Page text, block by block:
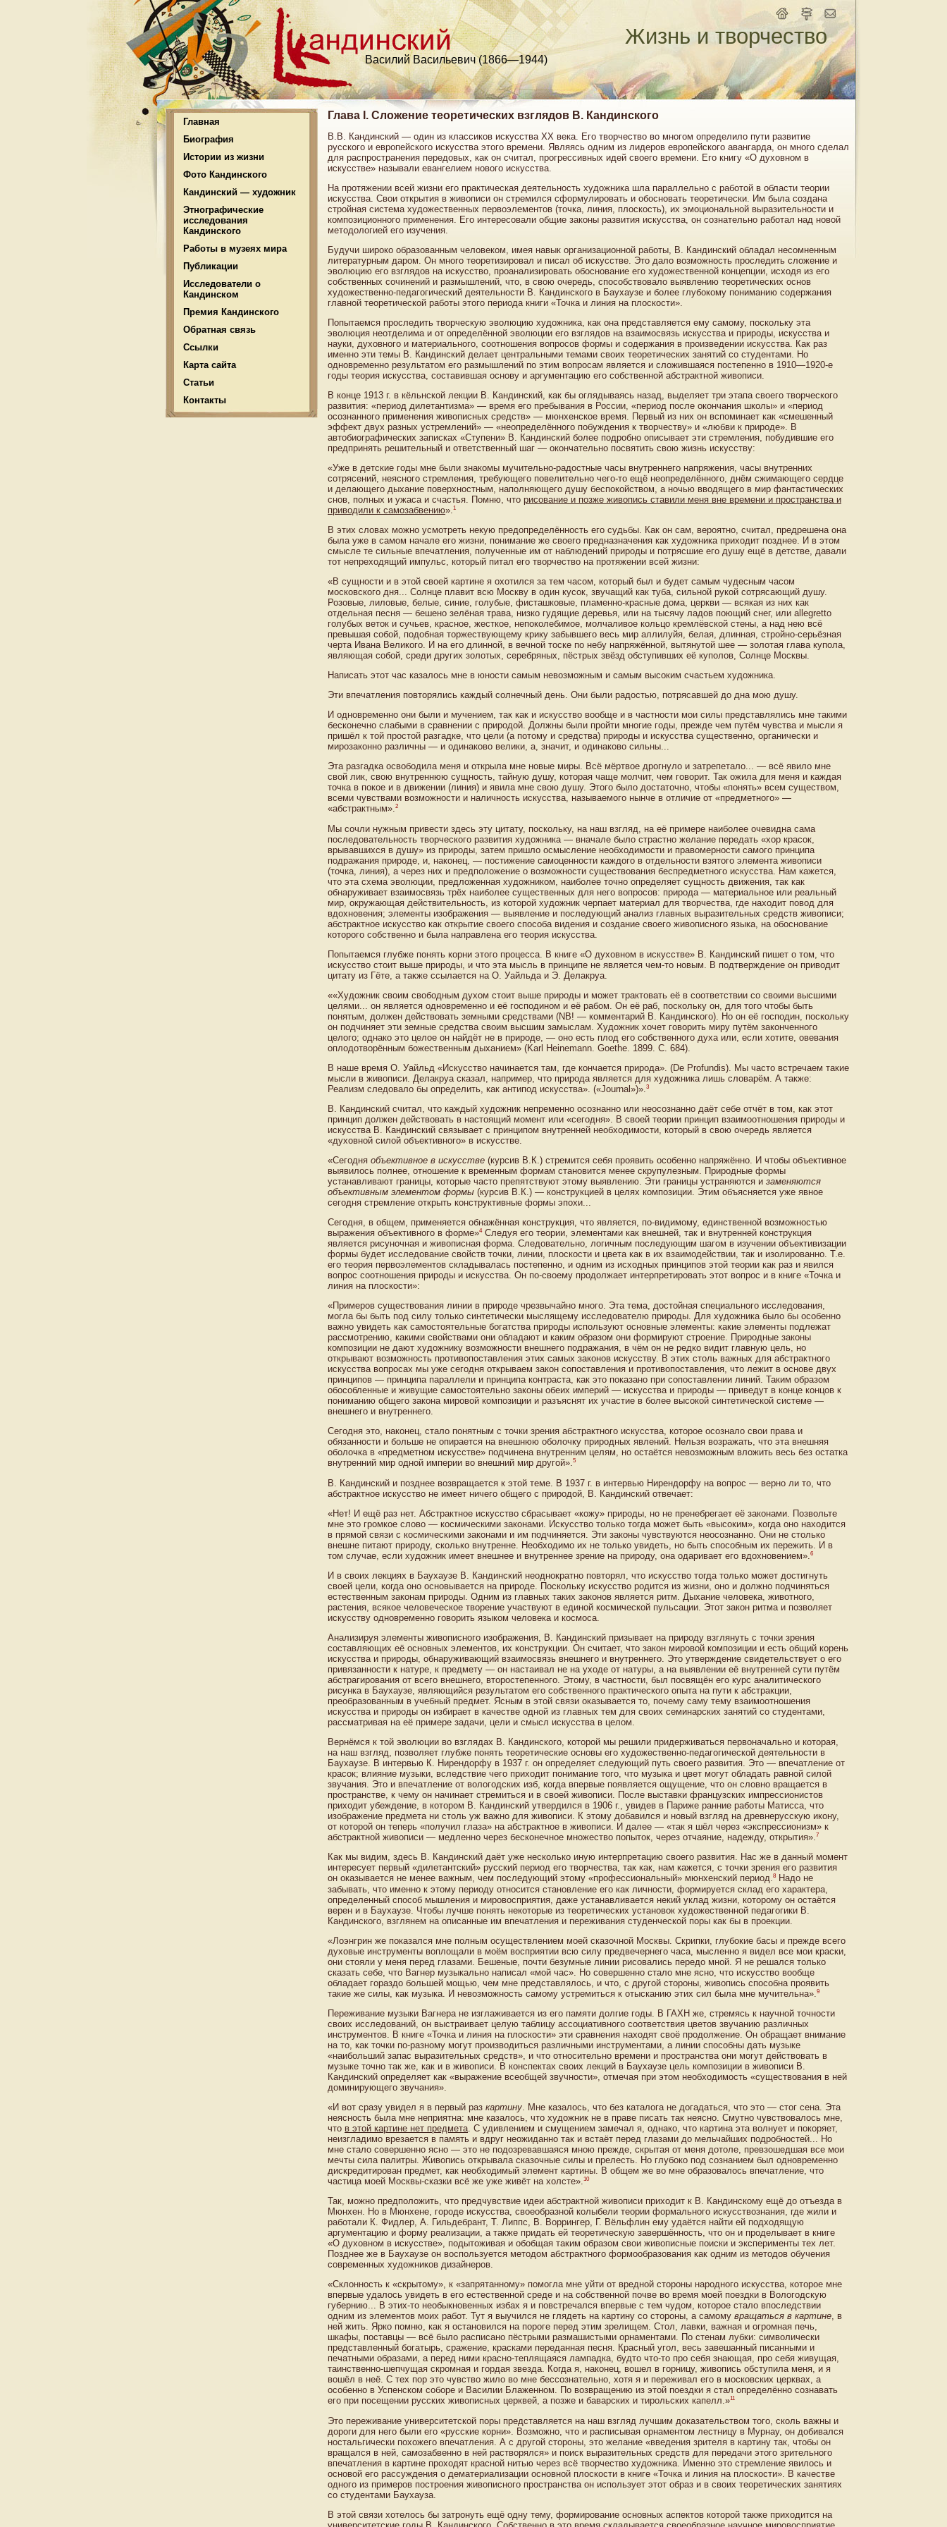
Василий Васильевич (1866—1944)
Жизнь и творчество
Главная
Биография
Истории из жизни
Фото Кандинского
Кандинский — художник
Этнографические
исследования
Кандинского
Работы в музеях мира
Публикации
Исследователи о
Кандинском
Премия Кандинского
Обратная связь
Ссылки
Карта сайта
Статьи
Контакты
Глава I. Сложение теоретических взглядов В. Кандинского
В.В. Кандинский — один из классиков искусства XX века. Его творчество во многом определило пути развитие
русского и европейского искусства этого времени. Являясь одним из лидеров европейского авангарда, он много сделал
для распространения передовых, как он считал, прогрессивных идей своего времени. Его книгу «О духовном в
искусстве» называли евангелием нового искусства.
На протяжении всей жизни его практическая деятельность художника шла параллельно с работой в области теории
искусства. Свои открытия в живописи он стремился сформулировать и обосновать теоретически. Им была создана
стройная система художественных первоэлементов (точка, линия, плоскость), их эмоциональной выразительности и
композиционного применения. Его интересовали общие законы развития искусства, он сознательно работал над новой
методологией его изучения.
Будучи широко образованным человеком, имея навык организационной работы, В. Кандинский обладал несомненным
литературным даром. Он много теоретизировал и писал об искусстве. Это дало возможность проследить сложение и
эволюцию его взглядов на искусство, проанализировать обоснование его художественной концепции, исходя из его
собственных сочинений и размышлений, что, в свою очередь, способствовало выявлению теоретических основ
художественно-педагогический деятельности В. Кандинского в Баухаузе и более глубокому пониманию содержания
главной теоретической работы этого периода книги «Точка и линия на плоскости».
Попытаемся проследить творческую эволюцию художника, как она представляется ему самому, поскольку эта
эволюция неотделима и от определённой эволюции его взглядов на взаимосвязь искусства и природы, искусства и
науки, духовного и материального, соотношения вопросов формы и содержания в произведении искусства. Как раз
именно эти темы В. Кандинский делает центральными темами своих теоретических занятий со студентами. Но
одновременно результатом его размышлений по этим вопросам является и сложившаяся постепенно в 1910—1920-е
годы теория искусства, составившая основу и аргументацию его собственной абстрактной живописи.
В конце 1913 г. в кёльнской лекции В. Кандинский, как бы оглядываясь назад, выделяет три этапа своего творческого
развития: «период дилетантизма» — время его пребывания в России, «период после окончания школы» и «период
осознанного применения живописных средств» — мюнхенское время. Первый из них он вспоминает как «смешенный
эффект двух разных устремлений» — «неопределённого побуждения к творчеству» и «любви к природе». В
автобиографических записках «Ступени» В. Кандинский более подробно описывает эти стремления, побудившие его
предпринять решительный и ответственный шаг — окончательно посвятить свою жизнь искусству:
«Уже в детские годы мне были знакомы мучительно-радостные часы внутреннего напряжения, часы внутренних
сотрясений, неясного стремления, требующего повелительно чего-то ещё неопределённого, днём сжимающего сердце
и делающего дыхание поверхностным, наполняющего душу беспокойством, а ночью вводящего в мир фантастических
снов, полных и ужаса и счастья. Помню, что рисование и позже живопись ставили меня вне времени и пространства и
приводили к самозабвению».1
В этих словах можно усмотреть некую предопределённость его судьбы. Как он сам, вероятно, считал, предрешена она
была уже в самом начале его жизни, понимание же своего предназначения как художника приходит позднее. И в этом
смысле те сильные впечатления, полученные им от наблюдений природы и потрясшие его душу ещё в детстве, давали
тот непреходящий импульс, который питал его творчество на протяжении всей жизни:
«В сущности и в этой своей картине я охотился за тем часом, который был и будет самым чудесным часом
московского дня... Солнце плавит всю Москву в один кусок, звучащий как туба, сильной рукой сотрясающий душу.
Розовые, лиловые, белые, синие, голубые, фисташковые, пламенно-красные дома, церкви — всякая из них как
отдельная песня — бешено зелёная трава, низко гудящие деревья, или на тысячу ладов поющий снег, или allegretto
голубых веток и сучьев, красное, жесткое, непоколебимое, молчаливое кольцо кремлёвской стены, а над нею всё
превышая собой, подобная торжествующему крику забывшего весь мир аллилуйя, белая, длинная, стройно-серьёзная
черта Ивана Великого. И на его длинной, в вечной тоске по небу напряжённой, вытянутой шее — золотая глава купола,
являющая собой, среди других золотых, серебряных, пёстрых звёзд обступивших её куполов, Солнце Москвы.
Написать этот час казалось мне в юности самым невозможным и самым высоким счастьем художника.
Эти впечатления повторялись каждый солнечный день. Они были радостью, потрясавшей до дна мою душу.
И одновременно они были и мучением, так как и искусство вообще и в частности мои силы представлялись мне такими
бесконечно слабыми в сравнении с природой. Должны были пройти многие годы, прежде чем путём чувства и мысли я
пришёл к той простой разгадке, что цели (а потому и средства) природы и искусства существенно, органически и
мирозаконно различны — и одинаково велики, а, значит, и одинаково сильны...
Эта разгадка освободила меня и открыла мне новые миры. Всё мёртвое дрогнуло и затрепетало... — всё явило мне
свой лик, свою внутреннюю сущность, тайную душу, которая чаще молчит, чем говорит. Так ожила для меня и каждая
точка в покое и в движении (линия) и явила мне свою душу. Этого было достаточно, чтобы «понять» всем существом,
всеми чувствами возможности и наличность искусства, называемого нынче в отличие от «предметного» —
«абстрактным».2
Мы сочли нужным привести здесь эту цитату, поскольку, на наш взгляд, на её примере наиболее очевидна сама
последовательность творческого развития художника — вначале было страстно желание передать «хор красок,
врывавшихся в душу» из природы, затем пришло осмысление необходимости и правомерности самого принципа
подражания природе, и, наконец, — постижение самоценности каждого в отдельности взятого элемента живописи
(точка, линия), а через них и предположение о возможности существования беспредметного искусства. Нам кажется,
что эта схема эволюции, предложенная художником, наиболее точно определяет сущность движения, так как
обнаруживает взаимосвязь трёх наиболее существенных для него вопросов: природа — материальное или реальный
мир, окружающая действительность, из которой художник черпает материал для творчества, где находит повод для
вдохновения; элементы изображения — выявление и последующий анализ главных выразительных средств живописи;
абстрактное искусство как открытие своего способа видения и создание своего живописного языка, на обоснование
которого собственно и была направлена его теория искусства.
Попытаемся глубже понять корни этого процесса. В книге «О духовном в искусстве» В. Кандинский пишет о том, что
искусство стоит выше природы, и что эта мысль в принципе не является чем-то новым. В подтверждение он приводит
цитату из Гёте, а также ссылается на О. Уайльда и Э. Делакруа.
««Художник своим свободным духом стоит выше природы и может трактовать её в соответствии со своими высшими
целями... он является одновременно и её господином и её рабом. Он её раб, поскольку он, для того чтобы быть
понятым, должен действовать земными средствами (NB! — комментарий В. Кандинского). Но он её господин, поскольку
он подчиняет эти земные средства своим высшим замыслам. Художник хочет говорить миру путём законченного
целого; однако это целое он найдёт не в природе, — оно есть плод его собственного духа или, если хотите, овевания
оплодотворённым божественным дыханием» (Karl Heinemann. Goethe. 1899. С. 684).
В наше время О. Уайльд «Искусство начинается там, где кончается природа». (De Profundis). Мы часто встречаем такие
мысли в живописи. Делакруа сказал, например, что природа является для художника лишь словарём. А также:
Реализм следовало бы определить, как антипод искусства». («Journal»)». 3
В. Кандинский считал, что каждый художник непременно осознанно или неосознанно даёт себе отчёт в том, как этот
принцип должен действовать в настоящий момент или «сегодня». В своей теории принцип взаимоотношения природы и
искусства В. Кандинский связывает с принципом внутренней необходимости, который в свою очередь является
«духовной силой объективного» в искусстве.
«Сегодня объективное в искусстве (курсив В.К.) стремится себя проявить особенно напряжённо. И чтобы объективное
выявилось полнее, отношение к временным формам становится менее скрупулезным. Природные формы
устанавливают границы, которые часто препятствуют этому выявлению. Эти границы устраняются и заменяются
объективным элементом формы (курсив В.К.) — конструкцией в целях композиции. Этим объясняется уже явное
сегодня стремление открыть конструктивные формы эпохи...
Сегодня, в общем, применяется обнажённая конструкция, что является, по-видимому, единственной возможностью
выражения объективного в форме»4Следуя его теории, элементами как внешней, так и внутренней конструкция
является рисуночная и живописная форма. Следовательно, логичным последующим шагом в изучении объективизации
формы будет исследование свойств точки, линии, плоскости и цвета как в их взаимодействии, так и изолированно. Т.е.
его теория первоэлементов складывалась постепенно, и одним из исходных принципов этой теории как раз и явился
вопрос соотношения природы и искусства. Он по-своему продолжает интерпретировать этот вопрос и в книге «Точка и
линия на плоскости»:
«Примеров существования линии в природе чрезвычайно много. Эта тема, достойная специального исследования,
могла бы быть под силу только синтетически мыслящему исследователю природы. Для художника было бы особенно
важно увидеть как самостоятельные богатства природы используют основные элементы: какие элементы подлежат
рассмотрению, какими свойствами они обладают и каким образом они формируют строение. Природные законы
композиции не дают художнику возможности внешнего подражания, в чём он не редко видит главную цель, но
открывают возможность противопоставления этих самых законов искусству. В этих столь важных для абстрактного
искусства вопросах мы уже сегодня открываем закон сопоставления и противопоставления, что лежит в основе двух
принципов — принципа параллели и принципа контраста, как это показано при сопоставлении линий. Таким образом
обособленные и живущие самостоятельно законы обеих империй — искусства и природы — приведут в конце концов к
пониманию общего закона мировой композиции и разъяснят их участие в более высокой синтетической системе —
внешнего и внутреннего.
Сегодня это, наконец, стало понятным с точки зрения абстрактного искусства, которое осознало свои права и
обязанности и больше не опирается на внешнюю оболочку природных явлений. Нельзя возражать, что эта внешняя
оболочка в «предметном искусстве» подчинена внутренним целям, но остаётся невозможным вложить весь без остатка
внутренний мир одной империи во внешний мир другой».5
В. Кандинский и позднее возвращается к этой теме. В 1937 г. в интервью Нирендорфу на вопрос — верно ли то, что
абстрактное искусство не имеет ничего общего с природой, В. Кандинский отвечает:
«Нет! И ещё раз нет. Абстрактное искусство сбрасывает «кожу» природы, но не пренебрегает её законами. Позвольте
мне это громкое слово — космическими законами. Искусство только тогда может быть «высоким», когда оно находится
в прямой связи с космическими законами и им подчиняется. Эти законы чувствуются неосознанно. Они не столько
внешне питают природу, сколько внутренне. Необходимо их не только увидеть, но быть способным их пережить. И в
том случае, если художник имеет внешнее и внутреннее зрение на природу, она одаривает его вдохновением». 6
И в своих лекциях в Баухаузе В. Кандинский неоднократно повторял, что искусство тогда только может достигнуть
своей цели, когда оно основывается на природе. Поскольку искусство родится из жизни, оно и должно подчиняться
естественным законам природы. Одним из главных таких законов является ритм. Дыхание человека, животного,
растения, всякое человеческое творение участвуют в единой космической пульсации. Этот закон ритма и позволяет
искусству одновременно говорить языком человека и космоса.
Анализируя элементы живописного изображения, В. Кандинский призывает на природу взглянуть с точки зрения
составляющих её основных элементов, их конструкции. Он считает, что закон мировой композиции и есть общий корень
искусства и природы, обнаруживающий взаимосвязь внешнего и внутреннего. Это утверждение свидетельствует о его
привязанности к натуре, к предмету — он настаивал не на уходе от натуры, а на выявлении её внутренней сути путём
абстрагирования от всего внешнего, второстепенного. Этому, в частности, был посвящён его курс аналитического
рисунка в Баухаузе, являющийся результатом его собственного практического опыта на пути к абстракции,
преобразованным в учебный предмет. Ясным в этой связи оказывается то, почему саму тему взаимоотношения
искусства и природы он избирает в качестве одной из главных тем для своих семинарских занятий со студентами,
рассматривая на её примере задачи, цели и смысл искусства в целом.
Вернёмся к той эволюции во взглядах В. Кандинского, которой мы решили придерживаться первоначально и которая,
на наш взгляд, позволяет глубже понять теоретические основы его художественно-педагогической деятельности в
Баухаузе. В интервью К. Нирендорфу в 1937 г. он определяет следующий путь своего развития. Это — впечатление от
красок; влияние музыки, вследствие чего приходит понимание того, что музыка и цвет могут обладать равной силой
звучания. Это и впечатление от вологодских изб, когда впервые появляется ощущение, что он словно вращается в
пространстве, к чему он начинает стремиться и в своей живописи. После выставки французских импрессионистов
приходит убеждение, в котором В. Кандинский утвердился в 1906 г., увидев в Париже ранние работы Матисса, что
изображение предмета ни столь уж важно для живописи. К этому добавился и новый взгляд на древнерусскую икону,
от которой он теперь «получил глаза» на абстрактное в живописи. И далее — «так я шёл через «экспрессионизм» к
абстрактной живописи — медленно через бесконечное множество попыток, через отчаяние, надежду, открытия».7
Как мы видим, здесь В. Кандинский даёт уже несколько иную интерпретацию своего развития. Нас же в данный момент
интересует первый «дилетантский» русский период его творчества, так как, нам кажется, с точки зрения его развития
он оказывается не менее важным, чем последующий этому «профессиональный» мюнхенский период.8
Надо не
забывать, что именно к этому периоду относится становление его как личности, формируется склад его характера,
определенный способ мышления и мировосприятия, даже устанавливается некий уклад жизни, которому он остаётся
верен и в Баухаузе. Чтобы лучше понять некоторые из теоретических установок художественной педагогики В.
Кандинского, взглянем на описанные им впечатления и переживания студенческой поры как бы в проекции.
«Лоэнгрин же показался мне полным осуществлением моей сказочной Москвы. Скрипки, глубокие басы и прежде всего
духовые инструменты воплощали в моём восприятии всю силу предвечернего часа, мысленно я видел все мои краски,
они стояли у меня перед глазами. Бешеные, почти безумные линии рисовались передо мной. Я не решался только
сказать себе, что Вагнер музыкально написал «мой час». Но совершенно стало мне ясно, что искусство вообще
обладает гораздо большей мощью, чем мне представлялось, и что, с другой стороны, живопись способна проявить
такие же силы, как музыка. И невозможность самому устремиться к отысканию этих сил была мне мучительна». 9
Переживание музыки Вагнера не изглаживается из его памяти долгие годы. В ГАХН же, стремясь к научной точности
своих исследований, он выстраивает целую таблицу ассоциативного соответствия цветов звучанию различных
инструментов. В книге «Точка и линия на плоскости» эти сравнения находят своё продолжение. Он обращает внимание
на то, как точки по-разному могут производиться различными инструментами, а линии способны дать музыке
«наибольший запас выразительных средств», и что относительно времени и пространства они могут действовать в
музыке точно так же, как и в живописи. В конспектах своих лекций в Баухаузе цель композиции в живописи В.
Кандинский определяет как «выражение всеобщей звучности», отмечая при этом необходимость «существования в ней
доминирующего звучания».
«И вот сразу увидел я в первый раз картину . Мне казалось, что без каталога не догадаться, что это — стог сена. Эта
неясность была мне неприятна: мне казалось, что художник не в праве писать так неясно. Смутно чувствовалось мне,
что в этой картине нет предмета . С удивлением и смущением замечал я, однако, что картина эта волнует и покоряет,
неизгладимо врезается в память и вдруг неожиданно так и встаёт перед глазами до мельчайших подробностей... Но
мне стало совершенно ясно — это не подозревавшаяся мною прежде, скрытая от меня дотоле, превзошедшая все мои
мечты сила палитры. Живопись открывала сказочные силы и прелесть. Но глубоко под сознанием был одновременно
дискредитирован предмет, как необходимый элемент картины. В общем же во мне образовалось впечатление, что
частица моей Москвы-сказки всё же уже живёт на холсте».10
Так, можно предположить, что предчувствие идеи абстрактной живописи приходит к В. Кандинскому ещё до отъезда в
Мюнхен. Но в Мюнхене, городе искусства, своеобразной колыбели теории формального искусствознания, где жили и
работали К. Фидлер, А. Гильдебрант, Т. Липпс, В. Воррингер, Г. Вёльфлин ему удаётся найти ей подходящую
аргументацию и форму реализации, а также придать ей теоретическую завершённость, что он и проделывает в книге
«О духовном в искусстве», подытоживая и обобщая таким образом свои живописные поиски и эксперименты тех лет.
Позднее же в Баухаузе он воспользуется методом абстрактного формообразования как одним из методов обучения
современных художников дизайнеров.
«Склонность к «скрытому», к «запрятанному» помогла мне уйти от вредной стороны народного искусства, которое мне
впервые удалось увидеть в его естественной среде и на собственной почве во время моей поездки в Вологодскую
губернию... В этих-то необыкновенных избах я и повстречался впервые с тем чудом, которое стало впоследствии
одним из элементов моих работ. Тут я выучился не глядеть на картину со стороны, а самому вращаться в картине, в
ней жить. Ярко помню, как я остановился на пороге перед этим зрелищем. Стол, лавки, важная и огромная печь,
шкафы, поставцы — всё было расписано пёстрыми размашистыми орнаментами. По стенам лубки: символически
представленный богатырь, сражение, красками переданная песня. Красный угол, весь завешанный писанными и
печатными образами, а перед ними красно-теплящаяся лампадка, будто что-то про себя знающая, про себя живущая,
таинственно-шепчущая скромная и гордая звезда. Когда я, наконец, вошел в горницу, живопись обступила меня, и я
вошёл в неё. С тех пор это чувство жило во мне бессознательно, хотя я и переживал его в московских церквах, а
особенно в Успенском соборе и Василии Блаженном. По возвращению из этой поездки я стал определённо сознавать
его при посещении русских живописных церквей, а позже и баварских и тирольских капелл.»11
Это переживание университетской поры представляется на наш взгляд лучшим доказательством того, сколь важны и
дороги для него были его «русские корни». Возможно, что и расписывая орнаментом лестницу в Мурнау, он добивался
ностальгически похожего впечатления. А с другой стороны, это желание «введения зрителя в картину так, чтобы он
вращался в ней, самозабвенно в ней растворялся» и поиск выразительных средств для передачи этого зрительного
впечатления в картине проходят красной нитью через всё творчество художника. Именно это стремление явилось и
основой его рассуждения о дематериализации основной плоскости в книге «Точка и линия на плоскости». В качестве
одного из примеров построения живописного пространства он использует этот образ и в своих теоретических занятиях
со студентами Баухауза.
В этой связи хотелось бы затронуть ещё одну тему, формирование основных аспектов которой также приходится на